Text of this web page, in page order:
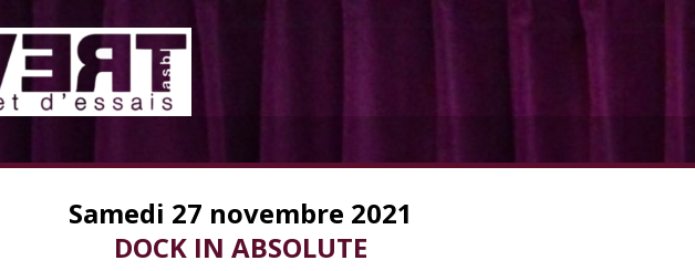
Samedi 27 novembre 2021
DOCK IN ABSOLUTE